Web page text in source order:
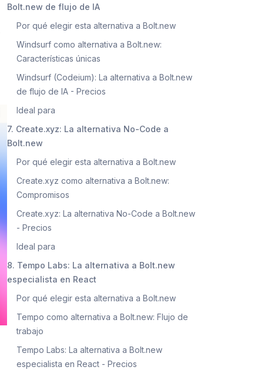
Bolt.new de flujo de IA
Por qué elegir esta alternativa a Bolt.new
Windsurf como alternativa a Bolt.new:
Características únicas
Windsurf (Codeium): La alternativa a Bolt.new
de flujo de IA - Precios
Ideal para
7. Create.xyz: La alternativa No-Code a
Bolt.new
Por qué elegir esta alternativa a Bolt.new
Create.xyz como alternativa a Bolt.new:
Compromisos
Create.xyz: La alternativa No-Code a Bolt.new
- Precios
Ideal para
8. Tempo Labs: La alternativa a Bolt.new
especialista en React
Por qué elegir esta alternativa a Bolt.new
Tempo como alternativa a Bolt.new: Flujo de
trabajo
Tempo Labs: La alternativa a Bolt.new
especialista en React - Precios